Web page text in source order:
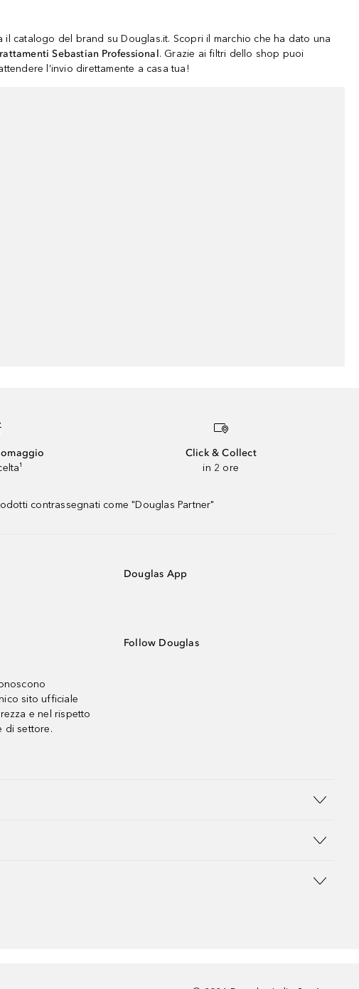
catalogo del brand su Douglas.it. Scopri il marchio che ha dato una
Sebastian Professional. Grazie ai filtri dello shop puoi
l’invio direttamente a casa tua!
Click & Collect
in 2 ore
contrassegnati come "Douglas Partner"
sito ufficiale
e nel rispetto
di settore.
Douglas App
Follow Douglas